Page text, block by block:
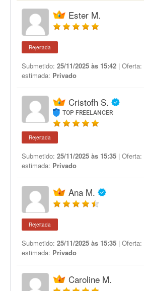
Ester M.
Rejeitada
Submetido: 25/11/2025 às 15:42 | Oferta:
estimada: Privado
Cristofh S.
TOP FREELANCER
Rejeitada
Submetido: 25/11/2025 às 15:35 | Oferta:
estimada: Privado
Ana M.
Rejeitada
Submetido: 25/11/2025 às 15:35 | Oferta:
estimada: Privado
Caroline M.